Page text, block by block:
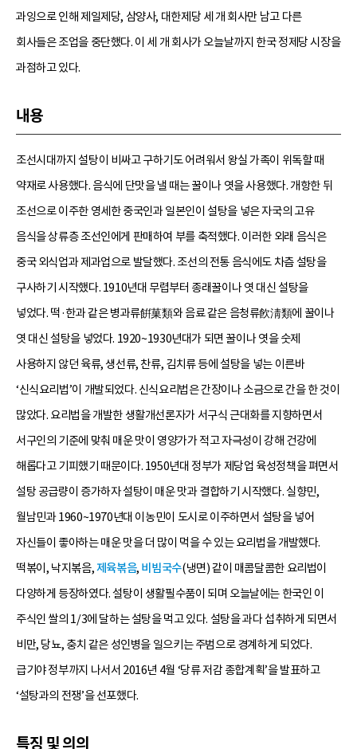
과잉으로 인해 제일제당, 삼양사, 대한제당 세 개 회사만 남고 다른
회사들은 조업을 중단했다. 이 세 개 회사가 오늘날까지 한국 정제당 시장을
과점하고 있다.
내용
조선시대까지 설탕이 비싸고 구하기도 어려워서 왕실 가족이 위독할 때
약재로 사용했다. 음식에 단맛을 낼 때는 꿀이나 엿을 사용했다. 개항한 뒤
조선으로 이주한 영세한 중국인과 일본인이 설탕을 넣은 자국의 고유
음식을 상류층 조선인에게 판매하여 부를 축적했다. 이러한 외래 음식은
중국 외식업과 제과업으로 발달했다. 조선의 전통 음식에도 차츰 설탕을
구사하기 시작했다. 1910년대 무렵부터 종래꿀이나 엿 대신 설탕을
넣었다. 떡·한과 같은 병과류餠菓類와 음료 같은 음청류飮淸類에 꿀이나
엿 대신 설탕을 넣었다. 1920~1930년대가 되면 꿀이나 엿을 숫제
사용하지 않던 육류, 생선류, 찬류, 김치류 등에 설탕을 넣는 이른바
‘신식요리법’이 개발되었다. 신식요리법은 간장이나 소금으로 간을 한 것이
많았다. 요리법을 개발한 생활개선론자가 서구식 근대화를 지향하면서
서구인의 기준에 맞춰 매운 맛이 영양가가 적고 자극성이 강해 건강에
해롭다고 기피했기 때문이다. 1950년대 정부가 제당업 육성정책을 펴면서
설탕 공급량이 증가하자 설탕이 매운 맛과 결합하기 시작했다. 실향민,
월남민과 1960~1970년대 이농민이 도시로 이주하면서 설탕을 넣어
자신들이 좋아하는 매운 맛을 더 많이 먹을 수 있는 요리법을 개발했다.
떡볶이, 낙지볶음,제육볶음, 비빔국수(냉면) 같이 매콤달콤한 요리법이
다양하게 등장하였다. 설탕이 생활필수품이 되며 오늘날에는 한국인 이
주식인 쌀의 1/3에 달하는 설탕을 먹고 있다. 설탕을 과다 섭취하게 되면서
비만, 당뇨, 충치 같은 성인병을 일으키는 주범으로 경계하게 되었다.
급기야 정부까지 나서서 2016년 4월 ‘당류 저감 종합계획’을 발표하고
‘설탕과의 전쟁’을 선포했다.
특징 및 의의